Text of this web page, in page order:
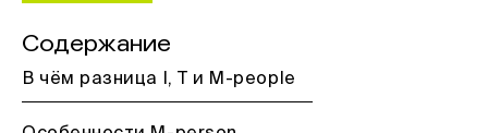
Содержание
В чём разница I, T и M-people